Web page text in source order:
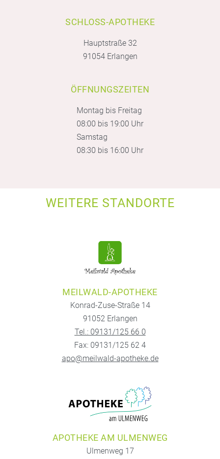
SCHLOSS-APOTHEKE
Hauptstraße 32
91054 Erlangen
ÖFFNUNGSZEITEN
Montag bis Freitag
08:00 bis 19:00 Uhr
Samstag
08:30 bis 16:00 Uhr
WEITERE STANDORTE
MEILWALD-APOTHEKE
Konrad-Zuse-Straße 14
91052 Erlangen
Tel.: 09131/125 66 0
Fax: 09131/125 62 4
apo@meilwald-apotheke.de
APOTHEKE AM ULMENWEG
Ulmenweg 17